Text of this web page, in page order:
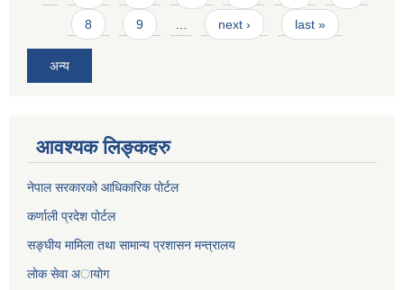
8 9 next › last »
अन्य
आवश्यक लिङ्कहरु
नेपाल सरकारको आधिकारिक पोर्टल
कर्णाली प्रदेश पोर्टल
सङ्घीय मामिला तथा सामान्य प्रशासन मन्त्रालय
लाेक सेवा अायाेग